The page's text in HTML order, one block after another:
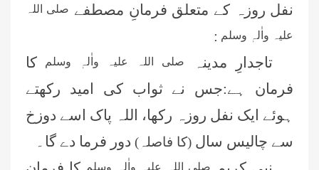
نفل روزہ کے متعلق فرمانِ مصطفے صلی اللہ
علیہ واٰلہٖ وسلم :
تاجدارِ مدینہ
صلی اللہ علیہ واٰلہٖ وسلمکا
فرمان ہے:جس نے ثواب کی امید رکھتے
ہوئے ایک نفل روزہ رکھا، اللہ پاک اسے دوزخ
سے چالیس سال (کا فاصلہ)دور فرما دے گا۔
صلی اللہ علیہ واٰلہٖ وسلم